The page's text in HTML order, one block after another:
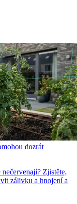
dozrát
Zjistěte,
zálivku a hnojení a